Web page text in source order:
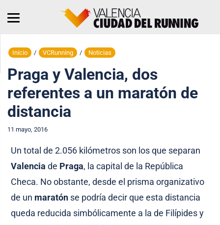
Inicio / VCRunning / Noticias
Praga y Valencia, dos
referentes a un maratón de
distancia
11 mayo, 2016
Un total de 2.056 kilómetros son los que separan
Valencia de Praga, la capital de la República
Checa. No obstante, desde el prisma organizativo
de un maratón se podría decir que esta distancia
queda reducida simbólicamente a la de Filípides y